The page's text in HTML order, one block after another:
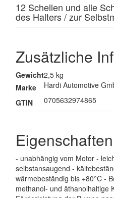
12 Schellen und alle
des Halters / zur
Zusätzliche
Gewicht2,5 kg
Marke
Hardi Automotive
GTIN
0705632974865
Eigenschaften
- unabhängig vom Motor -
selbstansaugend -
wärmebeständig bis +80°C -
methanol- und äthanolhaltige